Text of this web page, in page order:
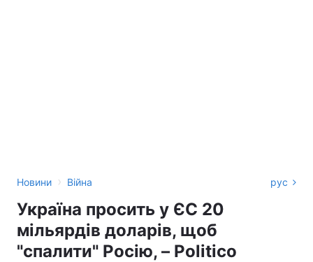
Новини › Війна рус
Україна просить у ЄС 20
мільярдів доларів, щоб
"спалити" Росію, – Politico